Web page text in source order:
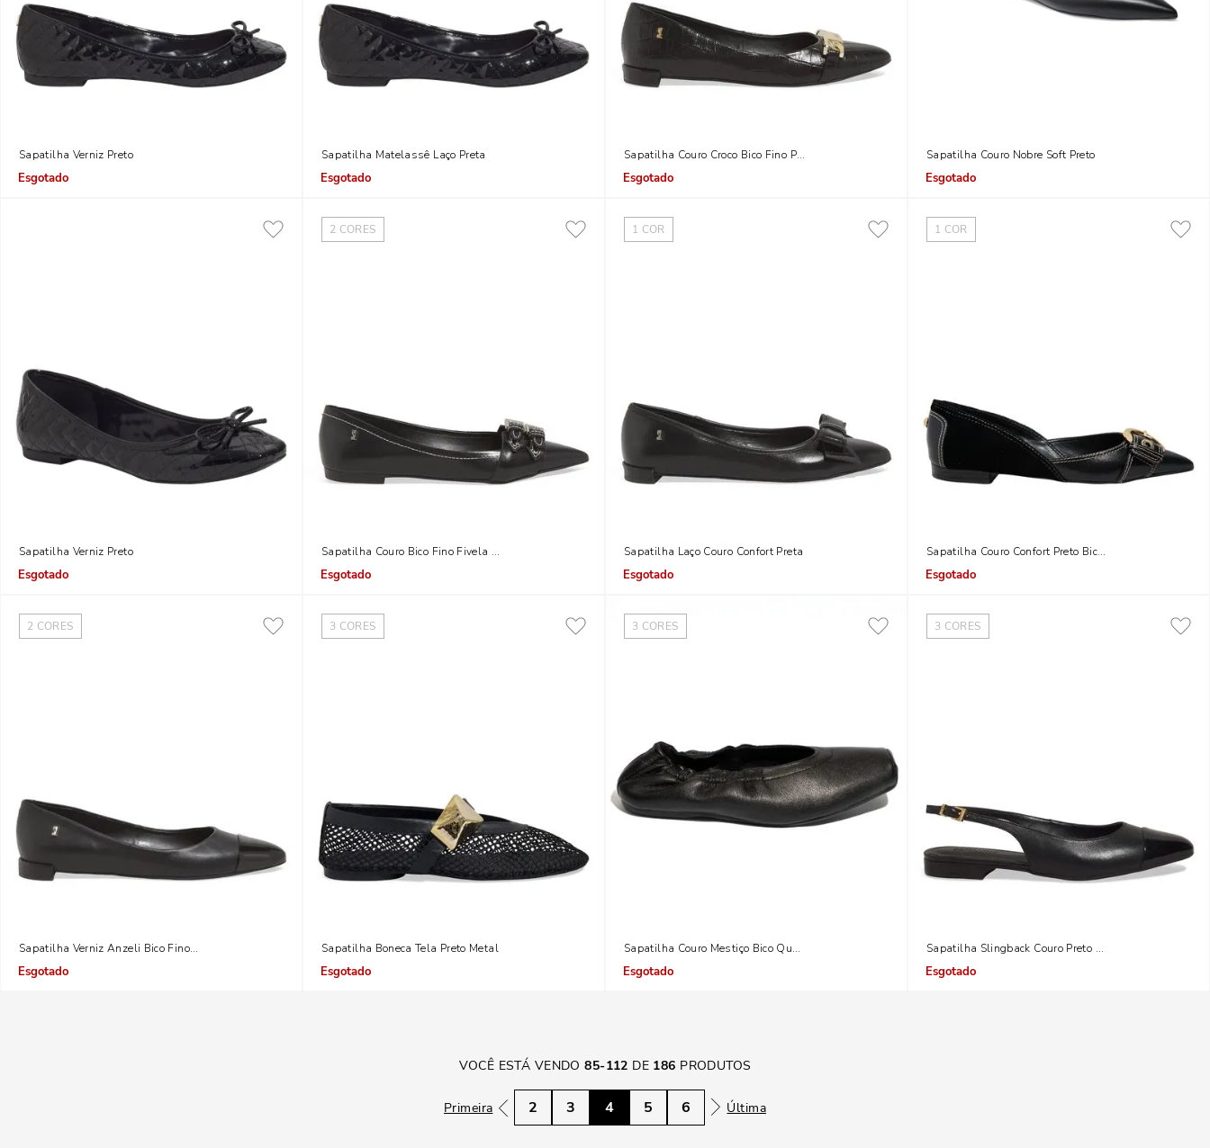
Sapatilha Verniz Preto
Indisponível
Sapatilha Matelassê Laço Preta
Indisponível
Sapatilha Couro Croco Bico Fino Preta
Indisponível
Sapatilha Couro Nobre Soft Preto
Indisponível
Sapatilha Verniz Preto
Indisponível
2 CORES
Sapatilha Couro Bico Fino Fivela Preto
Indisponível
1 COR
Sapatilha Laço Couro Confort Preta
Indisponível
1 COR
Sapatilha Couro Confort Preto Bico Fino
Indisponível
2 CORES
Sapatilha Verniz Anzeli Bico Fino Preta
Indisponível
3 CORES
Sapatilha Boneca Tela Preto Metal
Indisponível
3 CORES
Sapatilha Couro Mestiço Bico Quadrado Preto
Indisponível
3 CORES
Sapatilha Slingback Couro Preto Bico Fino
Indisponível
VOCÊ ESTÁ VENDO 85-112 DE 186 PRODUTOS
Primeira 2 3 4 5 6 Última